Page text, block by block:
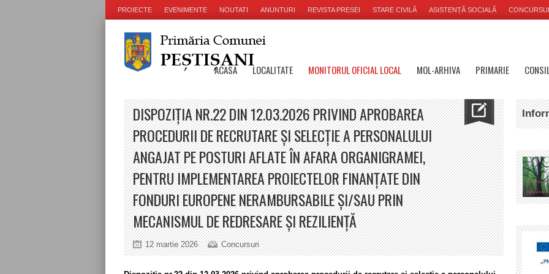
PROIECTE EVENIMENTE NOUTATI ANUNTURI REVISTA PRESEI STARE CIVILĂ ASISTENȚĂ SOCIALĂ
ACASA LOCALITATE MONITORUL OFICIAL LOCAL MOL-ARHIVA PRIMARIE
DISPOZIȚIA NR.22 DIN 12.03.2026 PRIVIND APROBAREA
PROCEDURII DE RECRUTARE ȘI SELECȚIE A PERSONALULUI
ANGAJAT PE POSTURI AFLATE ÎN AFARA ORGANIGRAMEI,
PENTRU IMPLEMENTAREA PROIECTELOR FINANȚATE DIN
FONDURI EUROPENE NERAMBURSABILE ȘI/SAU PRIN
MECANISMUL DE REDRESARE ȘI REZILIENȚĂ
12 martie 2026 Concursuri